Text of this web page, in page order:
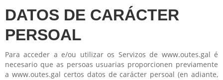
DATOS DE CARÁCTER
PERSOAL
Para acceder a e/ou utilizar os Servizos de www.outes.gal é
necesario que as persoas usuarias proporcionen previamente
a www.outes.gal certos datos de carácter persoal (en adiante,